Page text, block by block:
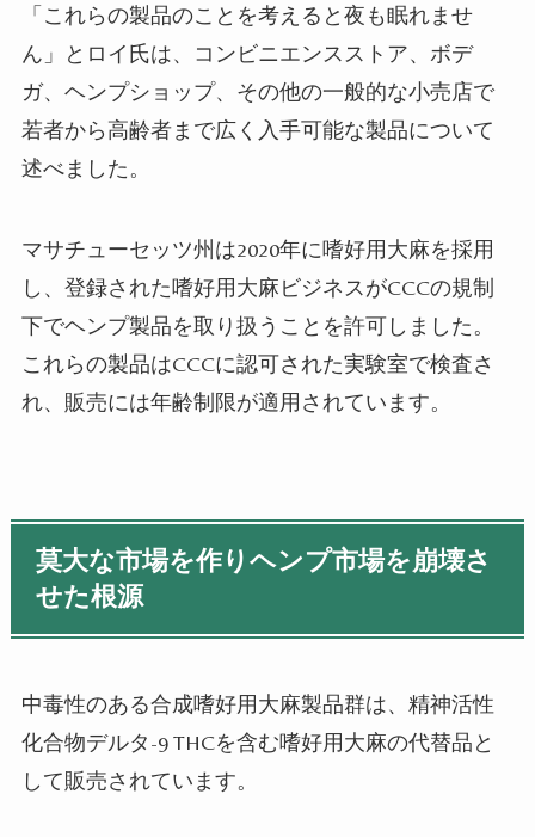
「これらの製品のことを考えると夜も眠れませ
ん」とロイ氏は、コンビニエンスストア、ボデ
ガ、ヘンプショップ、その他の一般的な小売店で
若者から高齢者まで広く入手可能な製品について
述べました。
マサチューセッツ州は2020年に嗜好用大麻を採用
し、登録された嗜好用大麻ビジネスがCCCの規制
下でヘンプ製品を取り扱うことを許可しました。
これらの製品はCCCに認可された実験室で検査さ
れ、販売には年齢制限が適用されています。
莫大な市場を作りヘンプ市場を崩壊さ
せた根源
中毒性のある合成嗜好用大麻製品群は、精神活性
化合物デルタ-9 THCを含む嗜好用大麻の代替品と
して販売されています。